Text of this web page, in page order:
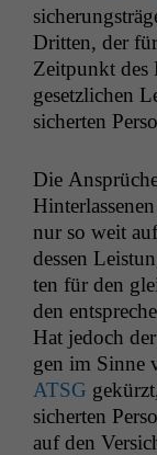
Drit­ten, der
Zeit­punkt des
geset­zlichen
sicherten
Die
nur so weit
dessen
ten für den
den
Hat jedoch
gen im Sinne
ATSG
sicherten
auf den